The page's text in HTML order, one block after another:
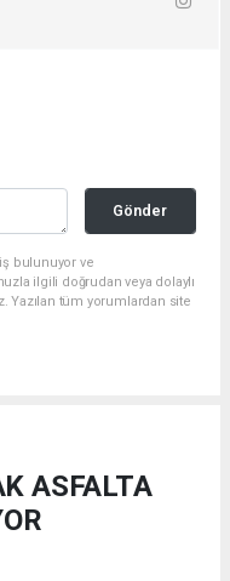
Gönder
bulunuyor ve
ilgili doğrudan veya dolaylı
Yazılan tüm yorumlardan site
ASFALTA